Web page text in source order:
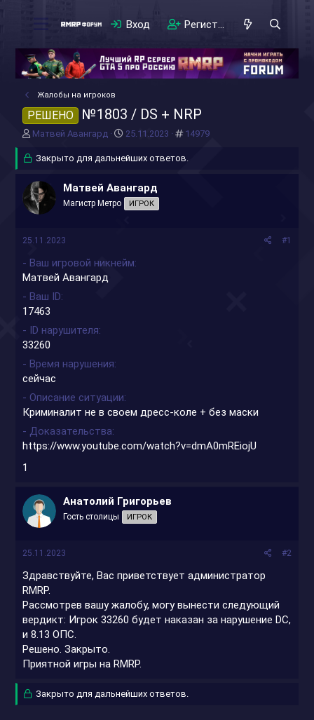
Вход Регистрация
Жалобы на игроков
РЕШЕНО №1803 / DS + NRP
А
т
р
т
е
Матвей Авангард
Д
т
н
а
ч
25.11.2023 #14979
Закрыто для дальнейших ответов.
Матвей Авангард
Магистр Метро ИГРОК
25.11.2023 #1
- Ваш игровой никнейм
Матвей Авангард
- Ваш ID
17463
- ID нарушителя
33260
- Время нарушения
сейчас
- Описание ситуации
Криминалит не в своем дресс-коле + без маски
- Доказательства
https://www.youtube.com/watch?v=dmA0mREiojU
1
Анатолий Григорьев
Гость столицы ИГРОК
25.11.2023 #2
Здравствуйте, Вас приветствует администратор
RMRP.
Рассмотрев вашу жалобу, могу вынести следующий
вердикт: Игрок 33260 будет наказан за нарушение DC,
и 8.13 ОПС.
Решено. Закрыто.
Приятной игры на RMRP.
Закрыто для дальнейших ответов.